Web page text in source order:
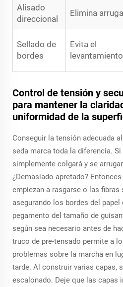
Alisado
direccional
Elimina
Sellado de
bordes
Evita el
levantamiento
Control de tensión y
para mantener la
uniformidad de la
Conseguir la tensión adecuada
seda marca toda la diferencia.
simplemente colgará y se
¿Demasiado apretado?
empiezan a rasgarse o las fibras
asegurando los bordes del
pegamento del tamaño de
según sea necesario antes de
truco de pre-tensado permite a
problemas sobre la marcha en
tarde. Al construir varias capas,
escalonado. Deje que las capas